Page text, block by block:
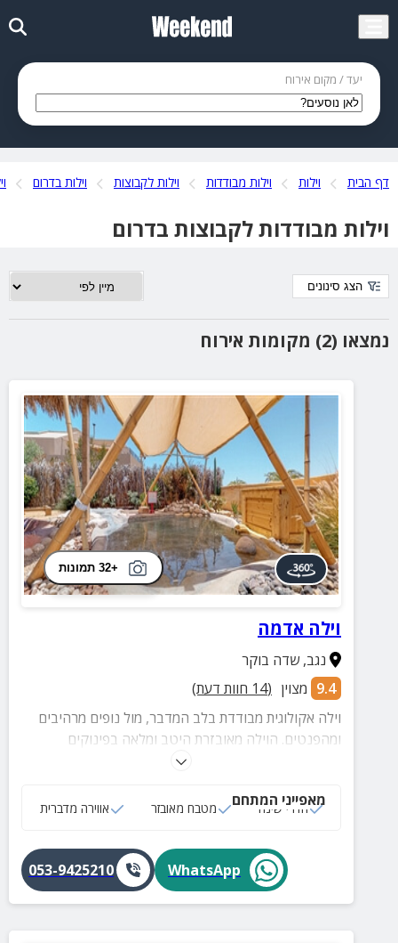
יעד / מקום אירוח
דף הבית וילות וילות מבודדות וילות לקבוצות וילות בדרום
וילות מבודדות לקבוצות בדרום
נמצאו (2) מקומות אירוח
הצג סינונים
+32 תמונות
וילה אדמה
נגב,שדה בוקר
9.4 מצוין (
14 חוות דעת)
וילה אקולוגית מבודדת בלב המדבר, מול נופים מרהיבים
ומהפנטים. הוילה מאובזרת היטב ומלאה בפינוקים
הקטנים שהופכים את החופשה למושלמת
מאפייני המתחם
חדרי שינה מטבח מאובזר אווירה מדברית
WhatsApp
053-9425210